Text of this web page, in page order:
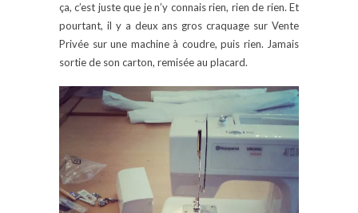
ça, c’est juste que je n’y connais rien, rien de rien. Et
pourtant, il y a deux ans gros craquage sur Vente
Privée sur une machine à coudre, puis rien. Jamais
sortie de son carton, remisée au placard.